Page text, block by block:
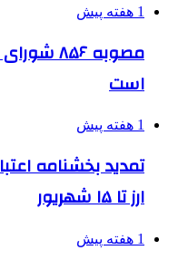
1 هفته پیش
مصوبه
است
1 هفته پیش
تمدید بخشنامه
ارز تا ۱۵ شهریور
1 هفته پیش